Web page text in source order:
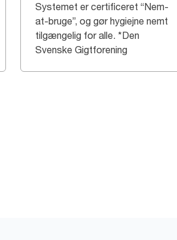
Systemet er certificeret “Nem-
at-bruge”, og gør hygiejne nemt
tilgængelig for alle. *Den
Svenske Gigtforening